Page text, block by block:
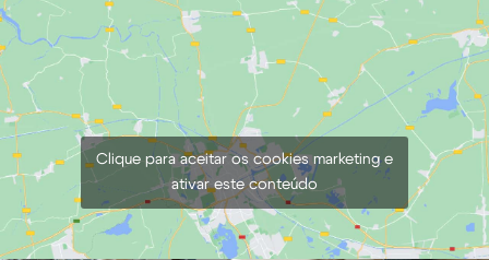
Clique para aceitar os cookies marketing e
ativar este conteúdo